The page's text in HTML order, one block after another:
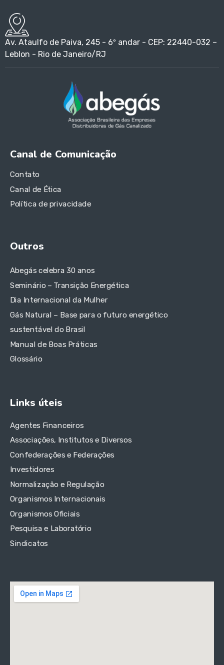
Av. Ataulfo de Paiva, 245 - 6º andar - CEP: 22440-032 –
Leblon - Rio de Janeiro/RJ
Canal de Comunicação
Contato
Canal de Ética
Política de privacidade
Outros
Abegás celebra 30 anos
Seminário – Transição Energética
Dia Internacional da Mulher
Gás Natural – Base para o futuro energético
sustentável do Brasil
Manual de Boas Práticas
Glossário
Links úteis
Agentes Financeiros
Associações, Institutos e Diversos
Confederações e Federações
Investidores
Normalização e Regulação
Organismos Internacionais
Organismos Oficiais
Pesquisa e Laboratório
Sindicatos